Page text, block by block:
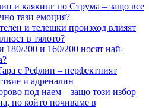
и каякинг по Струма – защо все
тази емоция?
и телешки произход влияят
в тялото?
180/200 и 160/200 носят най-
с Рефлип – перфектният
и адреналин
под наем – защо този избор
по който почиваме в